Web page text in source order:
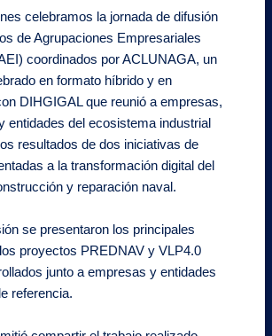
celebramos la jornada de difusión
de Agrupaciones Empresariales
coordinados por ACLUNAGA, un
en formato híbrido y en
DIHGIGAL que reunió a empresas,
entidades del ecosistema industrial
resultados de dos iniciativas de
a la transformación digital del
y reparación naval.
se presentaron los principales
proyectos PREDNAV y VLP4.0
junto a empresas y entidades
referencia.